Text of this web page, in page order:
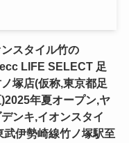
スタイル竹の
LIFE SELECT ⾜
塚店(仮称,東京都足
年夏オープン,ヤ
ンキ,イオンスタイ
武伊勢崎線竹ノ塚駅至